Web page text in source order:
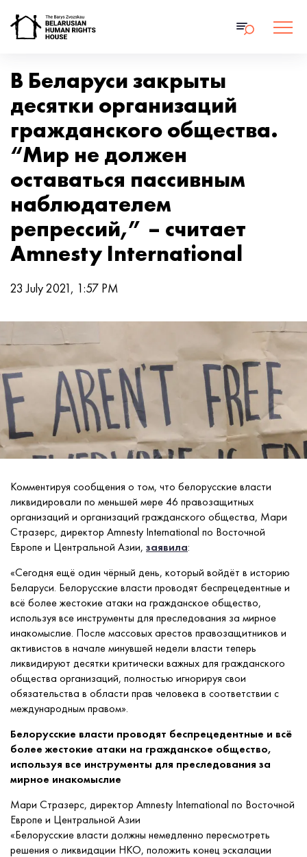
В Беларуси закрыты
десятки организаций
гражданского общества.
“Мир не должен
оставаться пассивным
наблюдателем
репрессий,” – считает
Amnesty International
23 July 2021, 1:57 PM
Комментируя сообщения о том, что белорусские власти
ликвидировали по меньшей мере 46 правозащитных
организаций и организаций гражданского общества, Мари
Стразерс, директор Amnesty International по Восточной
Европе и Центральной Азии, заявила:
«Сегодня ещё один чёрный день, который войдёт в историю
Беларуси. Белорусские власти проводят беспрецедентные и
всё более жестокие атаки на гражданское общество,
используя все инструменты для преследования за мирное
инакомыслие. После массовых арестов правозащитников и
активистов в начале минувшей недели власти теперь
ликвидируют десятки критически важных для гражданского
общества организаций, полностью игнорируя свои
обязательства в области прав человека в соответствии с
международным правом».
Белорусские власти проводят беспрецедентные и всё
более жестокие атаки на гражданское общество,
используя все инструменты для преследования за
мирное инакомыслие
Мари Стразерс, директор Amnesty International по Восточной
Европе и Центральной Азии
«Белорусские власти должны немедленно пересмотреть
решения о ликвидации НКО, положить конец эскалации